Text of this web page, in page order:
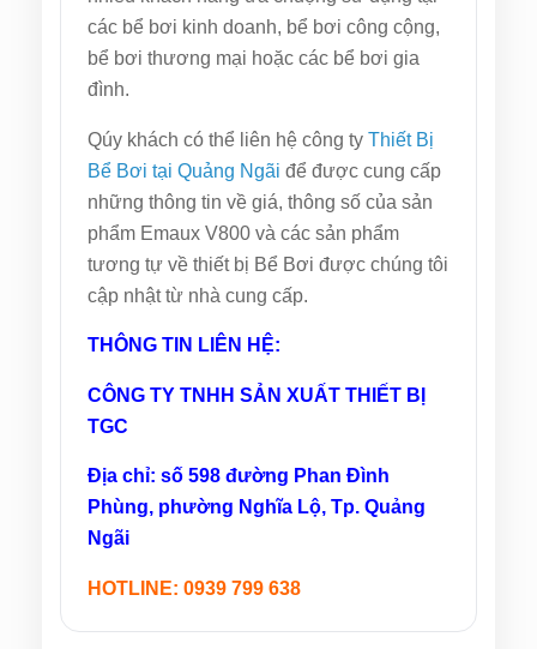
các bể bơi kinh doanh, bể bơi công cộng,
bể bơi thương mại hoặc các bể bơi gia
đình.
Qúy khách có thể liên hệ công ty Thiết Bị
Bể Bơi tại Quảng Ngãi để được cung cấp
những thông tin về giá, thông số của sản
phẩm Emaux V800 và các sản phẩm
tương tự về thiết bị Bể Bơi được chúng tôi
cập nhật từ nhà cung cấp.
THÔNG TIN LIÊN HỆ:
CÔNG TY TNHH SẢN XUẤT THIẾT BỊ
TGC
Địa chỉ: số 598 đường Phan Đình
Phùng, phường Nghĩa Lộ, Tp. Quảng
Ngãi
HOTLINE: 0939 799 638